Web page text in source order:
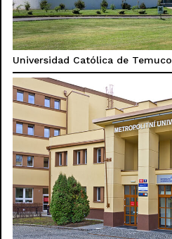
Universidad Católica de Temuco